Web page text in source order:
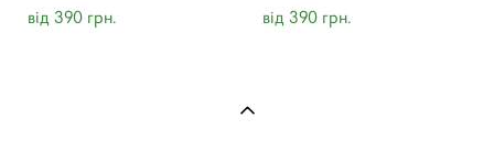
від 390 грн.
від 390 грн.